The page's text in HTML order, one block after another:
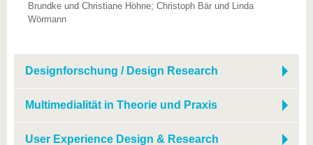
Brundke und Christiane Höhne; Christoph Bär und Linda
Wörmann
Designforschung / Design Research
Multimedialität in Theorie und Praxis
User Experience Design & Research